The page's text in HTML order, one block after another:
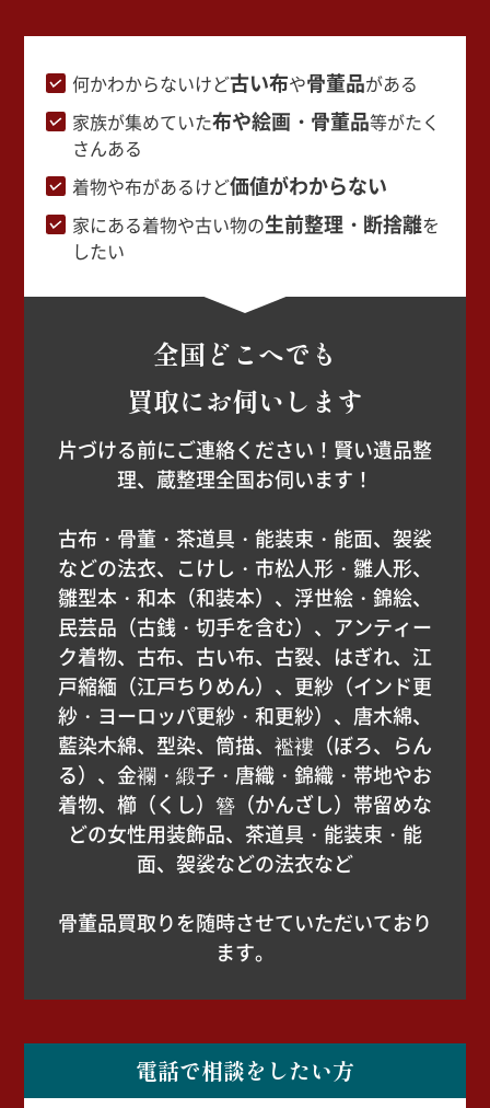
何かわからないけど古い布や骨董品がある
家族が集めていた布や絵画・骨董品等がたく
さんある
着物や布があるけど価値がわからない
家にある着物や古い物の生前整理・断捨離を
したい
全国どこへでも
買取にお伺いします
片づける前にご連絡ください！賢い遺品整
理、蔵整理全国お伺います！
古布・骨董・茶道具・能装束・能面、袈裟
などの法衣、こけし・市松人形・雛人形、
雛型本・和本（和装本）、浮世絵・錦絵、
民芸品（古銭・切手を含む）、アンティー
ク着物、古布、古い布、古裂、はぎれ、江
戸縮緬（江戸ちりめん）、更紗（インド更
紗・ヨーロッパ更紗・和更紗）、唐木綿、
藍染木綿、型染、筒描、襤褸（ぼろ、らん
る）、金襴・緞子・唐織・錦織・帯地やお
着物、櫛（くし）簪（かんざし）帯留めな
どの女性用装飾品、茶道具・能装束・能
面、袈裟などの法衣など
骨董品買取りを随時させていただいており
ます。
電話で相談をしたい方